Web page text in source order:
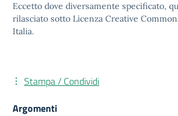
Eccetto dove diversamente specificato,
rilasciato sotto Licenza Creative
Italia.
Stampa / Condividi
Argomenti